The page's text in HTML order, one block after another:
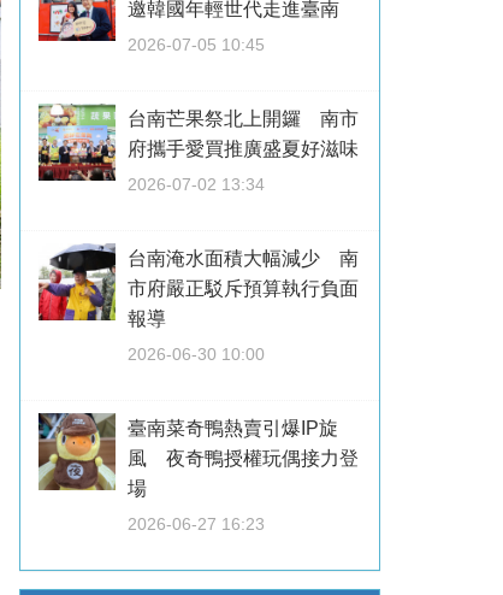
邀韓國年輕世代走進臺南
2026-07-05 10:45
台南芒果祭北上開鑼 南市
府攜手愛買推廣盛夏好滋味
2026-07-02 13:34
台南淹水面積大幅減少 南
市府嚴正駁斥預算執行負面
報導
2026-06-30 10:00
臺南菜奇鴨熱賣引爆IP旋
風 夜奇鴨授權玩偶接力登
場
2026-06-27 16:23